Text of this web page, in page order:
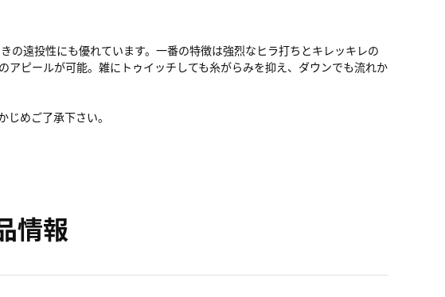
遠投性にも優れています。一番の特徴は強烈なヒラ打ちとキレッキレの
ピールが可能。雑にトゥイッチしても糸がらみを抑え、ダウンでも流れか
めご了承下さい。
情報